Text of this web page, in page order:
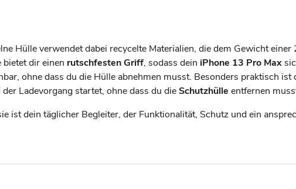
Hülle verwendet dabei recycelte Materialien, die dem Gewicht
dir einen rutschfesten Griff, sodass dein iPhone 13 Pro Max
ohne dass du die Hülle abnehmen musst. Besonders praktisch ist
Ladevorgang startet, ohne dass du dieSchutzhülle entfernen
ist dein täglicher Begleiter, der Funktionalität, Schutz und ein